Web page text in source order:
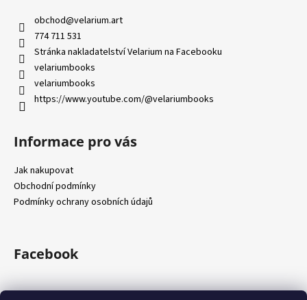
v
k
ý
obchod@velarium.art
774 711 531
Stránka nakladatelství Velarium na Facebooku
velariumbooks
velariumbooks
https://www.youtube.com/@velariumbooks
Informace pro vás
Jak nakupovat
Obchodní podmínky
Podmínky ochrany osobních údajů
Facebook